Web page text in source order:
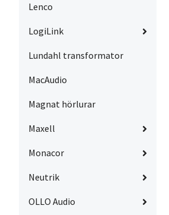
Lenco
LogiLink
Lundahl transformator
MacAudio
Magnat hörlurar
Maxell
Monacor
Neutrik
OLLO Audio